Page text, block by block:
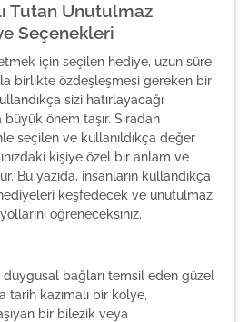
Tutan Unutulmaz
Seçenekleri
için seçilen hediye, uzun süre
birlikte özdeşleşmesi gereken bir
sizi hatırlayacağı
önem taşır. Sıradan
seçilen ve kullanıldıkça değer
kişiye özel bir anlam ve
Bu yazıda, insanların kullandıkça
keşfedecek ve unutulmaz
öğreneceksiniz.
duygusal bağları temsil eden güzel
tarih kazımalı bir kolye,
bir bilezik veya